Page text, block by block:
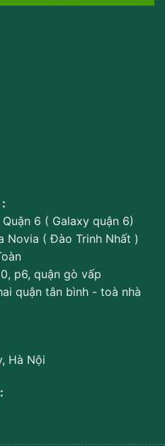
6 ( Galaxy quận 6)
Novia ( Đào Trinh Nhất )
p6, quận gò vấp
quận tân bình - toà nhà
Hà Nội